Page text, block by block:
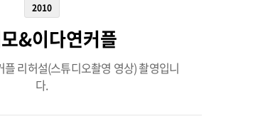
2010
&이다연커플
리허설(스튜디오촬영 영상) 촬영입니
다.